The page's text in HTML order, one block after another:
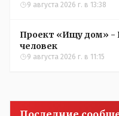
9 августа 2026 г. в 13:38
Проект «Ищу дом» -
человек
9 августа 2026 г. в 11:15